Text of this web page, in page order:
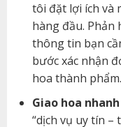
tôi đặt lợi ích và
hàng đầu.
thông tin bạn
bước xác nhận
hoa thành phẩm.
Giao hoa
“dịch vụ uy tín